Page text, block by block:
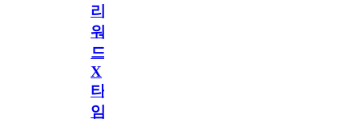
리
워
드
X
타
임